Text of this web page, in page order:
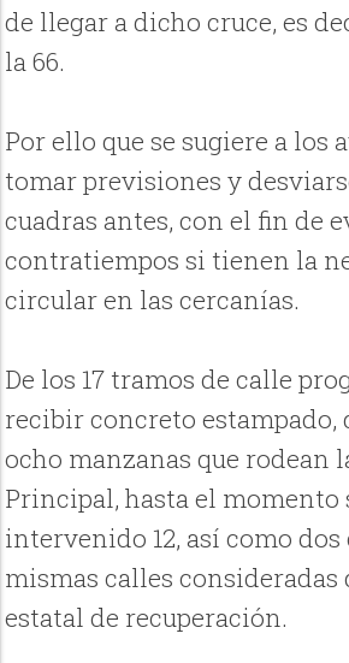
de llegar a dicho cruce, es
la 66.
Por ello que se sugiere a los
tomar previsiones y
cuadras antes, con el fin de
contratiempos si tienen la
circular en las cercanías.
De los 17 tramos de calle
recibir concreto estampado,
ocho manzanas que rodean
Principal, hasta el momento
intervenido 12, así como dos
mismas calles
estatal de recuperación.